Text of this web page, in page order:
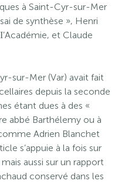
à Saint-Cyr-sur-Mer
de synthèse », Henri
et Claude
sur-Mer (Var) avait fait
depuis la seconde
étant dues à des «
abbé Barthélemy ou à
Adrien Blanchet
s’appuie à la fois sur
aussi sur un rapport
conservé dans les